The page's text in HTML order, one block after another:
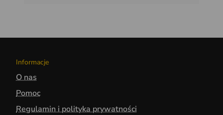
Informacje
O nas
Pomoc
Regulamin i polityka prywatności